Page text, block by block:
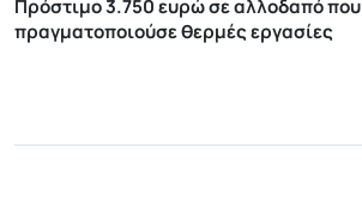
Πρόστιμο 3.750 ευρώ σε αλλοδαπό που
πραγματοποιούσε θερμές εργασίες